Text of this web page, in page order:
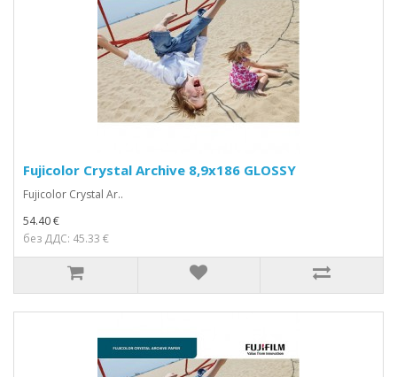
Fujicolor Crystal Archive 8,9x186 GLOSSY
Fujicolor Crystal Ar..
54.40 €
без ДДС: 45.33 €